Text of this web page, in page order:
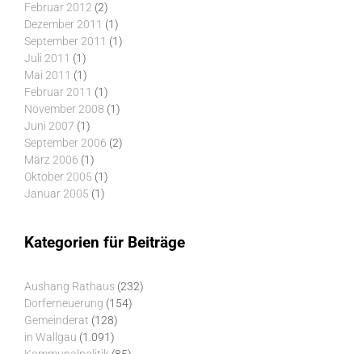
Februar 2012 (2)
Dezember 2011 (1)
September 2011 (1)
Juli 2011 (1)
Mai 2011 (1)
Februar 2011 (1)
November 2008 (1)
Juni 2007 (1)
September 2006 (2)
März 2006 (1)
Oktober 2005 (1)
Januar 2005 (1)
Kategorien für Beiträge
Aushang Rathaus (232)
Dorferneuerung (154)
Gemeinderat (128)
in Wallgau (1.091)